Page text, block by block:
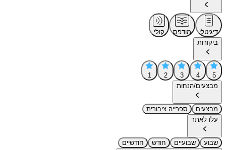
דיגיטלי מודפס
קולי
ביקורות
5
4
3
2
1
מבצעים/הנחות
מבצעים
ספרייה ציבורית
עלו לאתר
שבוע שבועיים חודש
חודשיים